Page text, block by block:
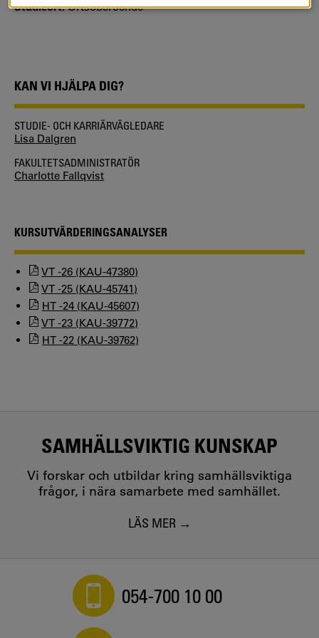
Studieort:Ortsoberoende
KAN VI HJÄLPA DIG?
STUDIE- OCH KARRIÄRVÄGLEDARE
Lisa Dalgren
FAKULTETSADMINISTRATÖR
Charlotte Fallqvist
KURSUTVÄRDERINGSANALYSER
VT -26 (KAU-47380)
VT -25 (KAU-45741)
HT -24 (KAU-45607)
VT -23 (KAU-39772)
HT -22 (KAU-39762)
SAMHÄLLSVIKTIG KUNSKAP
Vi forskar och utbildar kring samhällsviktiga
frågor, i nära samarbete med samhället.
LÄS MER
054-700 10 00